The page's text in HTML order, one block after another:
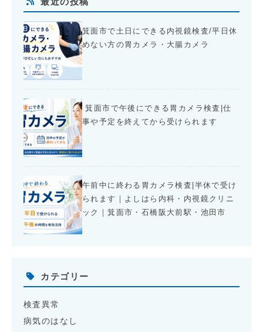
箕面市で土日にできる内視鏡検査/平日休
めない方の胃カメラ・大腸カメラ
箕面市で午後にできる胃カメラ検査|仕
事や予定を終えてから受けられます
午前中に終わる胃カメラ検査|半休で受け
られます｜よしはら内科・内視鏡クリニ
ック｜箕面市・石橋阪大前駅・池田市
カテゴリー
検査異常
病気のはなし